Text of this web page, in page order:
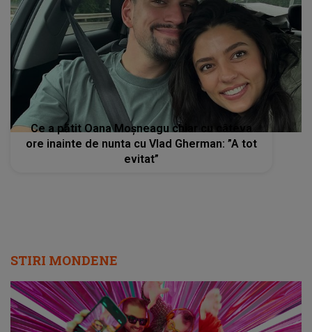
Ce a pătit Oana Moșneagu chiar cu câteva
ore inainte de nunta cu Vlad Gherman: ”A tot
evitat”
STIRI MONDENE